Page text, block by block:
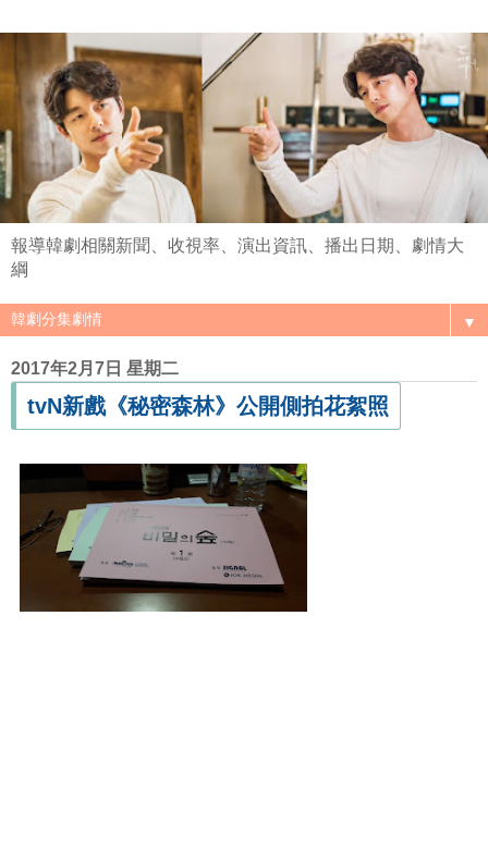
報導韓劇相關新聞、收視率、演出資訊、播出日期、劇情大
綱
▼
2017年2月7日 星期二
tvN新戲《秘密森林》公開側拍花絮照